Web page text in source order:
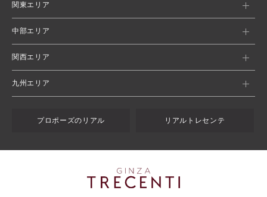
関東エリア
中部エリア
関西エリア
九州エリア
プロポーズのリアル リアルトレセンテ